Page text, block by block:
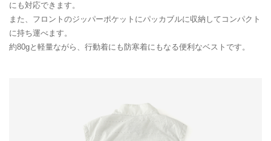
にも対応できます。
また、フロントのジッパーポケットにパッカブルに収納してコンパクト
に持ち運べます。
約80gと軽量ながら、行動着にも防寒着にもなる便利なベストです。